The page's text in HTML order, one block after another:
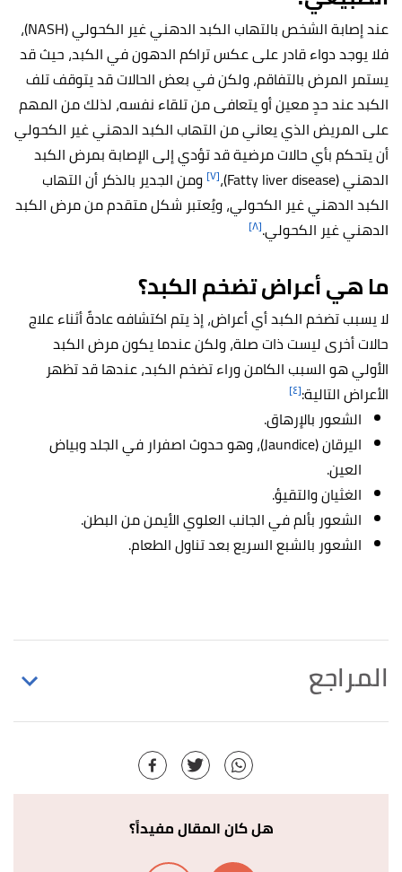
عند إصابة الشخص بالتهاب الكبد الدهني غير الكحولي (NASH)،
فلا يوجد دواء قادر على عكس تراكم الدهون في الكبد، حيث قد
يستمر المرض بالتفاقم، ولكن في بعض الحالات قد يتوقف تلف
الكبد عند حدٍ معين أو يتعافى من تلقاء نفسه، لذلك من المهم
على المريض الذي يعاني من التهاب الكبد الدهني غير الكحولي
أن يتحكم بأي حالات مرضية قد تؤدي إلى الإصابة بمرض الكبد
الدهني (Fatty liver disease)،
[٧]
ومن الجدير بالذكر أن التهاب
الكبد الدهني غير الكحولي، ويُعتبر شكل متقدم من مرض الكبد
الدهني غير الكحولي.[٨]
ما هي أعراض تضخم الكبد؟
لا يسبب تضخم الكبد أي أعراض، إذ يتم اكتشافه عادةً أثناء علاج
حالات أخرى ليست ذات صلة، ولكن عندما يكون مرض الكبد
الأولي هو السبب الكامن وراء تضخم الكبد، عندها قد تظهر
الأعراض التالية:[٤]
الشعور بالإرهاق.
اليرقان (Jaundice)، وهو حدوث اصفرار في الجلد وبياض
العين.
الغثيان والتقيؤ.
الشعور بألم في الجانب العلوي الأيمن من البطن.
الشعور بالشبع السريع بعد تناول الطعام.
المراجع
www.medicinenet.com, Retrieved 2/4/2021. Edited.
↑
"Evaluation of the Size, Shape, and Consistency of
the Liver",www.ncbi.nlm.nih.gov
هل كان المقال مفيداً؟